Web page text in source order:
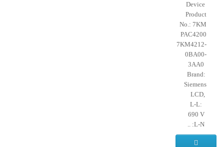
Device
Product
No.: 7KM
PAC4200
- 7KM4212-
0BA00-
3AA0
Brand:
Siemens
LCD,
L-L:
690 V
L-N: ..